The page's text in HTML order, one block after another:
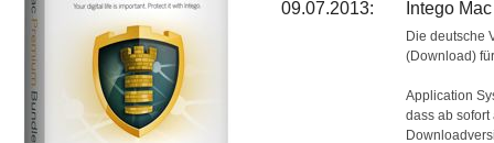
09.07.2013: Intego
Die deutsche
(Download)
Application
dass ab sofort